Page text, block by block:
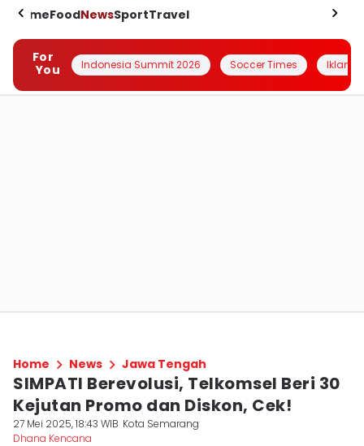
HomeFoodNewsSportTravel
For
You
Indonesia Summit 2026 Soccer Times Iklanin
Home News Jawa Tengah
SIMPATI Berevolusi, Telkomsel Beri 30
Kejutan Promo dan Diskon, Cek!
27 Mei 2025, 18:43 WIB Kota Semarang
Dhana Kencana